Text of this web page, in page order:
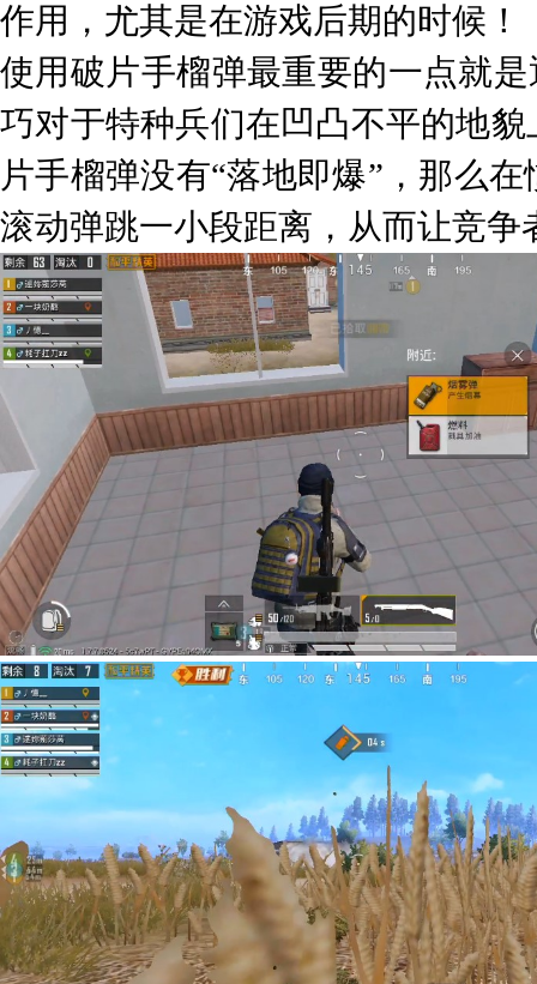
作用，尤其是在游戏后期的时候！
使用破片手榴弹最重要的一点就
巧对于特种兵们在凹凸不平的地
片手榴弹没有“落地即爆”，那么
滚动弹跳一小段距离，从而让竞